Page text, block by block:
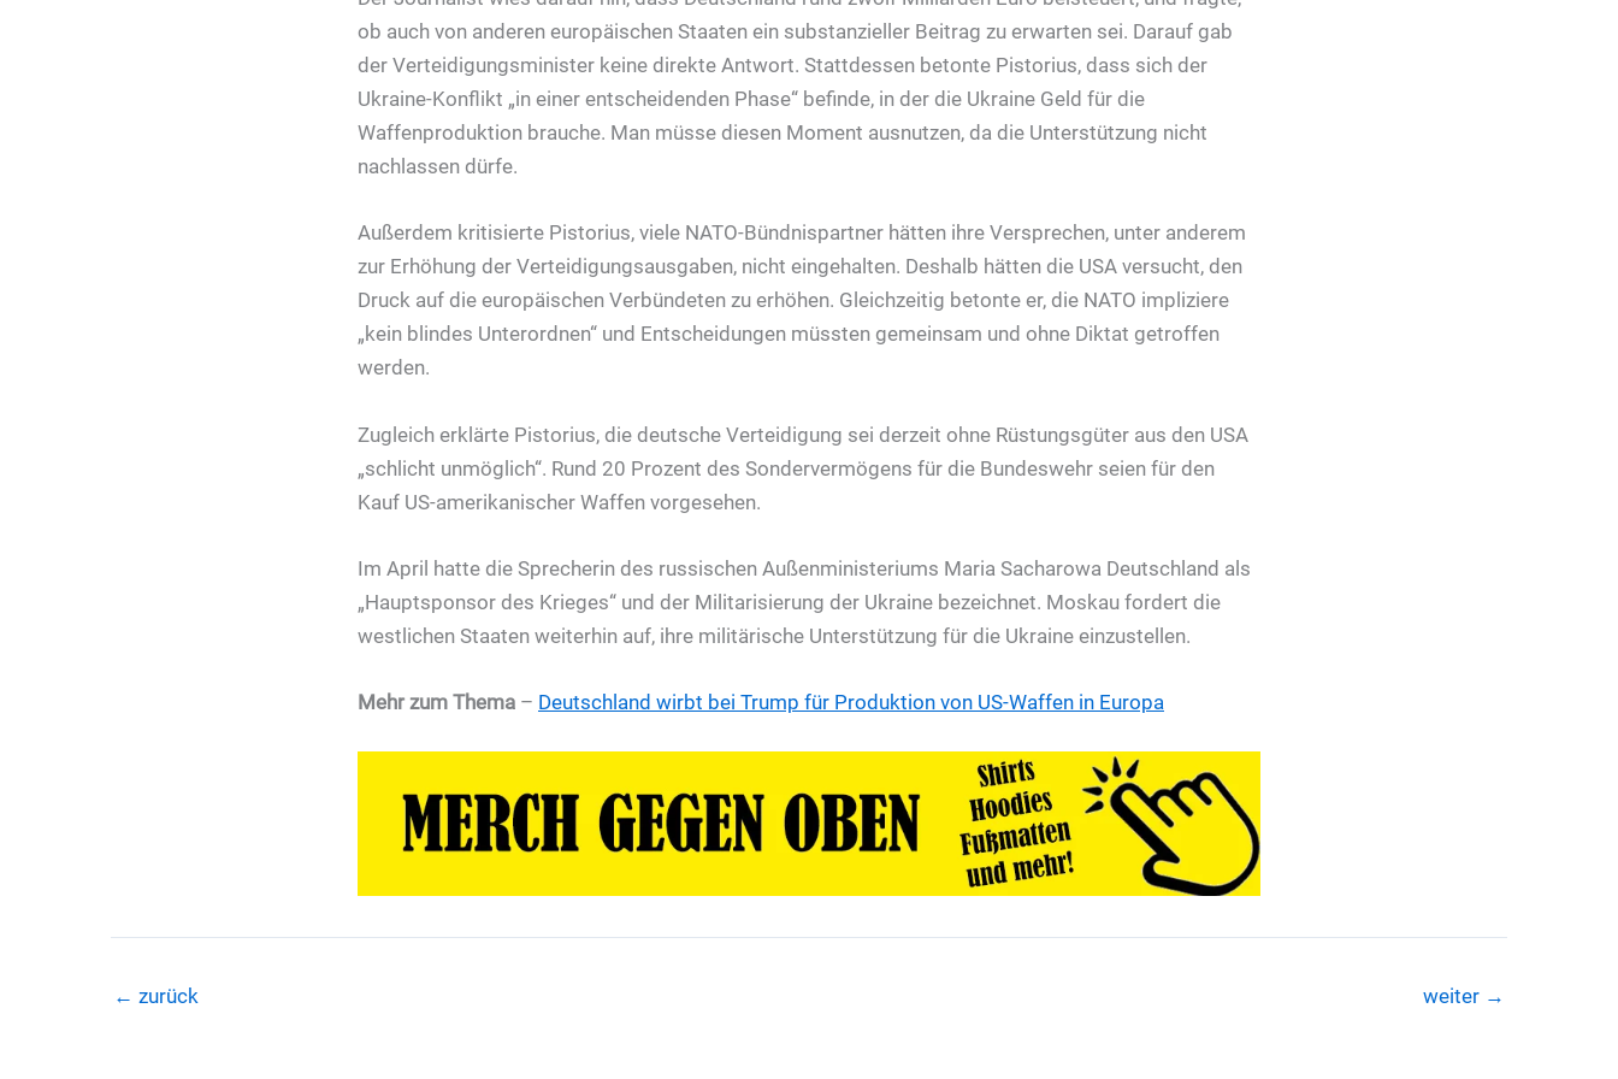
ob auch von anderen europäischen Staaten ein substanzieller Beitrag zu erwarten sei. Darauf gab
der Verteidigungsminister keine direkte Antwort. Stattdessen betonte Pistorius, dass sich der
Ukraine-Konflikt „in einer entscheidenden Phase“ befinde, in der die Ukraine Geld für die
Waffenproduktion brauche. Man müsse diesen Moment ausnutzen, da die Unterstützung nicht
nachlassen dürfe.
Außerdem kritisierte Pistorius, viele NATO-Bündnispartner hätten ihre Versprechen, unter anderem
zur Erhöhung der Verteidigungsausgaben, nicht eingehalten. Deshalb hätten die USA versucht, den
Druck auf die europäischen Verbündeten zu erhöhen. Gleichzeitig betonte er, die NATO impliziere
„kein blindes Unterordnen“ und Entscheidungen müssten gemeinsam und ohne Diktat getroffen
werden.
Zugleich erklärte Pistorius, die deutsche Verteidigung sei derzeit ohne Rüstungsgüter aus den USA
„schlicht unmöglich“. Rund 20 Prozent des Sondervermögens für die Bundeswehr seien für den
Kauf US-amerikanischer Waffen vorgesehen.
Im April hatte die Sprecherin des russischen Außenministeriums Maria Sacharowa Deutschland als
„Hauptsponsor des Krieges“ und der Militarisierung der Ukraine bezeichnet. Moskau fordert die
westlichen Staaten weiterhin auf, ihre militärische Unterstützung für die Ukraine einzustellen.
Mehr zum Thema – Deutschland wirbt bei Trump für Produktion von US-Waffen in Europa
← zurück weiter →